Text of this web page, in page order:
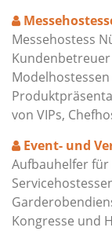
Messehostess
von VIPs,
Event- und
Aufbauhelfer für
Kongresse und